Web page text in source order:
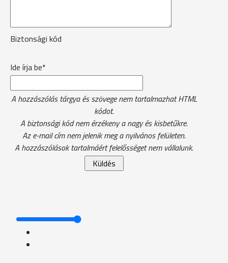
Biztonsági kód
Ide írja be*
A hozzászólás tárgya és szövege nem tartalmazhat HTML
kódot.
A biztonsági kód nem érzékeny a nagy és kisbetűkre.
Az e-mail cím nem jelenik meg a nyilvános felületen.
A hozzászólások tartalmáért felelősséget nem vállalunk.